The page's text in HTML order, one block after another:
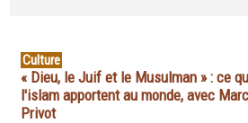
Culture
« Dieu, le Juif et le Musulman » : ce
l'islam apportent au monde, avec
Privot